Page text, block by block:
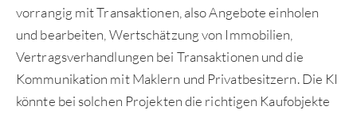
vorrangig mit Transaktionen, also Angebote einholen
und bearbeiten, Wertschätzung von Immobilien,
Vertragsverhandlungen bei Transaktionen und die
Kommunikation mit Maklern und Privatbesitzern. Die KI
könnte bei solchen Projekten die richtigen Kaufobjekte